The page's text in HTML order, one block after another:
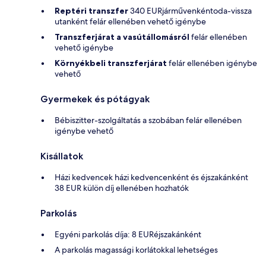
Reptéri transzfer340 EURjárművenkéntoda-vissza
utanként felár ellenében vehető igénybe
Transzferjárat a vasútállomásról felár ellenében
vehető igénybe
Környékbeli transzferjárat felár ellenében igénybe
vehető
Gyermekek és pótágyak
Bébiszitter-szolgáltatás a szobában felár ellenében
igénybe vehető
Kisállatok
Házi kedvencek házi kedvencenként és éjszakánként
38 EUR külön díj ellenében hozhatók
Parkolás
Egyéni parkolás díja: 8 EURéjszakánként
A parkolás magassági korlátokkal lehetséges